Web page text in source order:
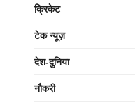
क्रिकेट
टेक न्यूज़
देश-दुनिया
नौकरी